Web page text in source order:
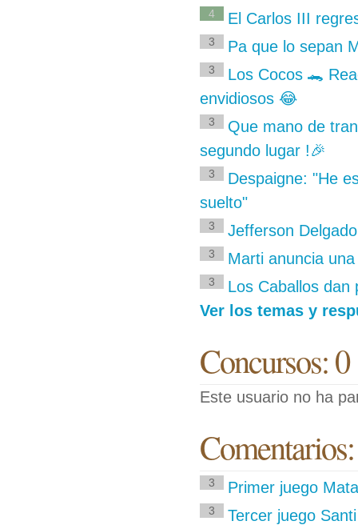
4 El Carlos III
3 Pa que lo sepan
3
Los Cocos 🐊
envidiosos 😂
3
Que mano de
segundo lugar !🎉
3
Despaigne: "He
suelto"
3 Jefferson
3 Marti anuncia
3
Los Caballos dan
Ver los temas y
Concursos: 0
Este usuario no ha
3 Primer juego
3 Tercer juego